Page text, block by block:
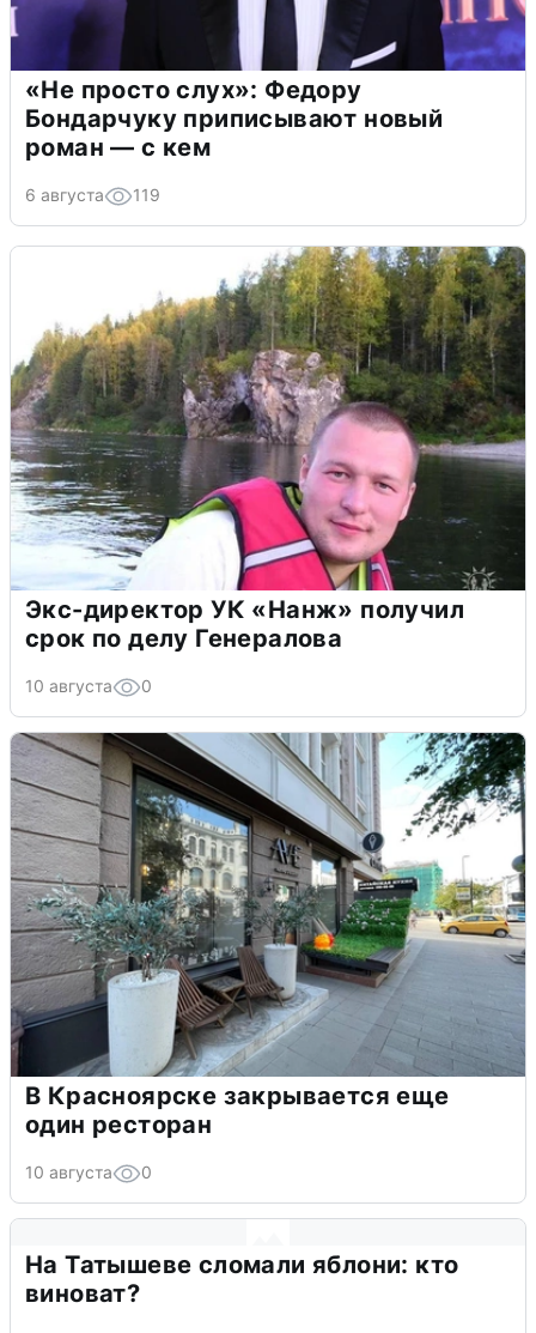
«Не просто слух»: Федору
Бондарчуку приписывают новый
роман — с кем
6 августа 119
Экс-директор УК «Нанж» получил
срок по делу Генералова
10 августа 0
В Красноярске закрывается еще
один ресторан
10 августа 0
На Татышеве сломали яблони: кто
виноват?